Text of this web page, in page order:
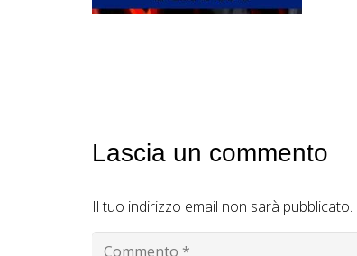
Lascia un commento
Il tuo indirizzo email non sarà pubblicato.